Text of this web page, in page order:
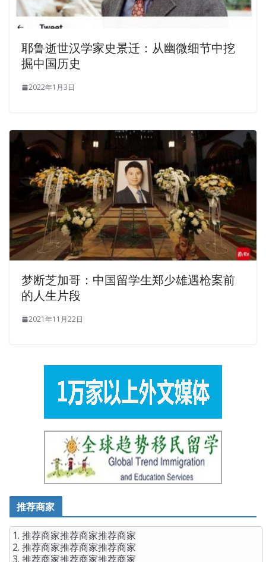
耶鲁逝世汉学家史景迁：从幽微细节中挖
掘中国历史
2022年1月3日
梦断芝加哥：中国留学生郑少雄遇枪案前
的人生片段
2021年11月22日
推荐商家